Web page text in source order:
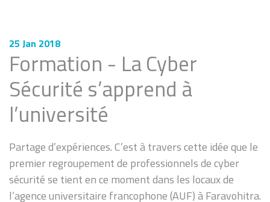
25 Jan 2018
Formation - La Cyber
Sécurité s’apprend à
l’université
Partage d’expériences. C’est à travers cette idée que le
premier regroupement de professionnels de cyber
sécurité se tient en ce moment dans les locaux de
l’agence universitaire francophone (AUF) à Faravohitra.